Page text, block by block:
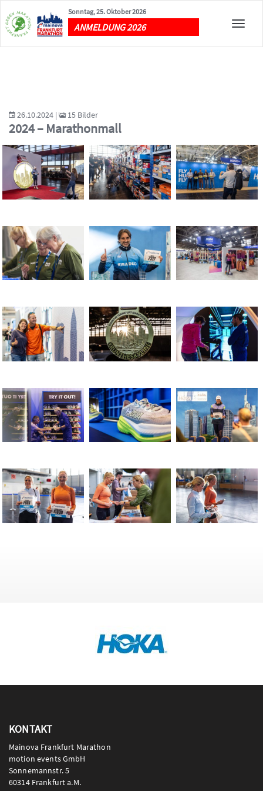
Toggle
Sonntag, 25. Oktober 2026
ANMELDUNG 2026
26.10.2024 | 15 Bilder
2024 – Marathonmall
KONTAKT
Mainova Frankfurt Marathon
motion events GmbH
Sonnemannstr. 5
60314 Frankfurt a.M.